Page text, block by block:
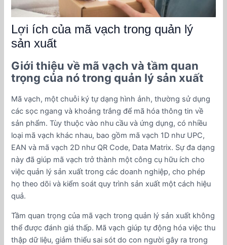
Lợi ích của mã vạch trong quản lý
sản xuất
Giới thiệu về mã vạch và tầm quan
trọng của nó trong quản lý sản xuất
Mã vạch, một chuỗi ký tự dạng hình ảnh, thường sử dụng
các sọc ngang và khoảng trắng để mã hóa thông tin về
sản phẩm. Tùy thuộc vào nhu cầu và ứng dụng, có nhiều
loại mã vạch khác nhau, bao gồm mã vạch 1D như UPC,
EAN và mã vạch 2D như QR Code, Data Matrix. Sự đa dạng
này đã giúp mã vạch trở thành một công cụ hữu ích cho
việc quản lý sản xuất trong các doanh nghiệp, cho phép
họ theo dõi và kiểm soát quy trình sản xuất một cách hiệu
quả.
Tầm quan trọng của mã vạch trong quản lý sản xuất không
thể được đánh giá thấp. Mã vạch giúp tự động hóa việc thu
thập dữ liệu, giảm thiểu sai sót do con người gây ra trong